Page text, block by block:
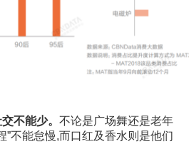
不能少。 不论是广场舞还是老年
”不能怠慢,而口红及香水则是他们